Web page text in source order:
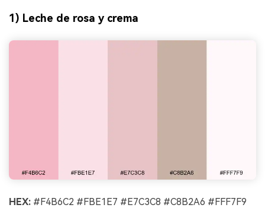
1) Leche de rosa y crema
HEX: #F4B6C2 #FBE1E7 #E7C3C8 #C8B2A6 #FFF7F9